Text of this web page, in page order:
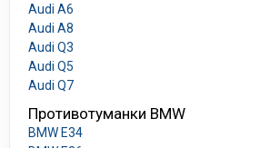
Audi A6
Audi A8
Audi Q3
Audi Q5
Audi Q7
Противотуманки BMW
BMW E34